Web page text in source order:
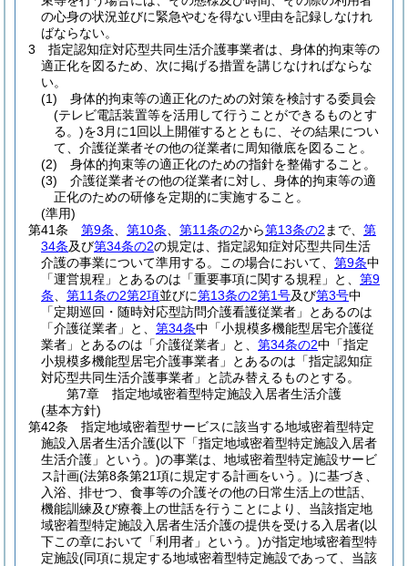
の心身の状況並びに緊急やむを得ない理由を記録しなけれ
ばならない。
3
指定認知症対応型共同生活介護事業者は、身体的拘束等の
適正化を図るため、次に掲げる措置を講じなければならな
い。
(1)
身体的拘束等の適正化のための対策を検討する委員会
(テレビ電話装置等を活用して行うことができるものとす
る。)を3月に1回以上開催するとともに、その結果につい
て、介護従業者その他の従業者に周知徹底を図ること。
(2)
身体的拘束等の適正化のための指針を整備すること。
(3)
介護従業者その他の従業者に対し、身体的拘束等の適
正化のための研修を定期的に実施すること。
(準用)
第41条
第9条 第10条 第11条の2から第13条の2 まで、 第
34条及び第34条の2の規定は、指定認知症対応型共同生活
介護の事業について準用する。
この場合において、 第9条中
「運営規程」とあるのは「重要事項に関する規程」と、 第9
条
第11条の2第2項並びに第13条の2第1号及び第3号中
「定期巡回・随時対応型訪問介護看護従業者」とあるのは
「介護従業者」と、 第34条中「小規模多機能型居宅介護従
業者」とあるのは「介護従業者」と、 第34条の2中「指定
小規模多機能型居宅介護事業者」とあるのは「指定認知症
対応型共同生活介護事業者」と読み替えるものとする。
第7章
指定地域密着型特定施設入居者生活介護
(基本方針)
第42条
指定地域密着型サービスに該当する地域密着型特定
施設入居者生活介護(以下「指定地域密着型特定施設入居者
生活介護」という。)の事業は、地域密着型特定施設サービ
ス計画(法第8条第21項に規定する計画をいう。)に基づき、
入浴、排せつ、食事等の介護その他の日常生活上の世話、
機能訓練及び療養上の世話を行うことにより、当該指定地
域密着型特定施設入居者生活介護の提供を受ける入居者(以
下この章において「利用者」という。)が指定地域密着型特
定施設(同項に規定する地域密着型特定施設であって、当該